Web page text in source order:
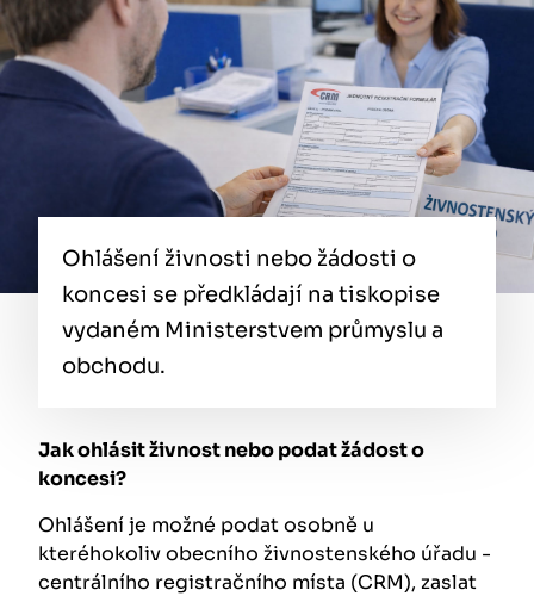
Ohlášení živnosti nebo žádosti o
koncesi se předkládají na tiskopise
vydaném Ministerstvem průmyslu a
obchodu.
Jak ohlásit živnost nebo podat žádost o
koncesi?
Ohlášení je možné podat osobně u
kteréhokoliv obecního živnostenského úřadu -
centrálního registračního místa (CRM), zaslat